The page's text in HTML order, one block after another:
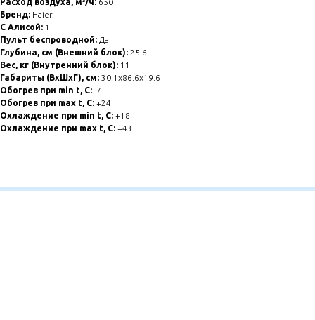
Расход воздуха, м³/ч: 650
Бренд: Haier
С Алисой: 1
Пульт беспроводной: Да
Глубина, см (Внешний блок): 25.6
Вес, кг (Внутренний блок): 11
Габариты (ВхШхГ), см: 30.1x86.6x19.6
Обогрев при min t, C: -7
Обогрев при max t, C: +24
Охлаждение при min t, С: +18
Охлаждение при max t, C: +43